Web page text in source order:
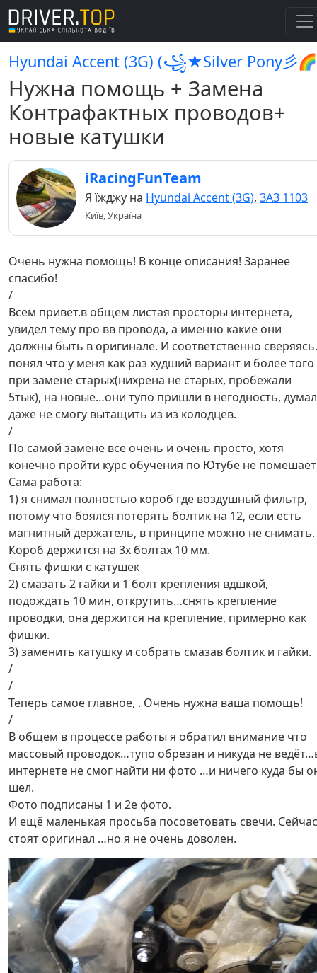
Hyundai Accent (3G) (꧁★Silver Pony彡
Нужна помощь + Замена
Контрафактных проводов+
новые катушки
iRacingFunTeam
Я їжджу на Hyundai Accent (3G), ЗАЗ 1103
Київ, Україна
Очень нужна помощь! В конце описания! Заранее
спасибо!
/
Всем привет.в общем листая просторы интернета,
увидел тему про вв провода, а именно какие они
должны быть в оригинале. И соответственно
понял что у меня как раз худший вариант и более того
при замене старых(нихрена не старых, пробежали
5тык), на новые…они тупо пришли в негодность, думал
даже не смогу вытащить из из колодцев.
/
По самой замене все очень и очень просто, хотя
конечно пройти курс обучения по Ютубе не
Сама работа:
1) я снимал полностью короб где воздушный фильтр,
потому что боялся потерять болтик на 12, если есть
магнитный держатель, в принципе можно не снимать.
Короб держится на 3х болтах 10 мм.
Снять фишки с катушек
2) смазать 2 гайки и 1 болт крепления вдшкой,
подождать 10 мин, открутить…снять крепление
проводки, она держится на крепление, примерно как
фишки.
3) заменить катушку и собрать смазав болтик и гайки.
/
/
Теперь самое главное, . Очень нужна ваша помощь!
/
В общем в процессе работы я обратил внимание что
массовый проводок…тупо обрезан и никуда не
интернете не смог найти ни фото …и ничего куда бы
шел.
Фото подписаны 1 и 2е фото.
И ещё маленькая просьба посоветовать свечи. Сейчас
стоят оригинал …но я не очень доволен.